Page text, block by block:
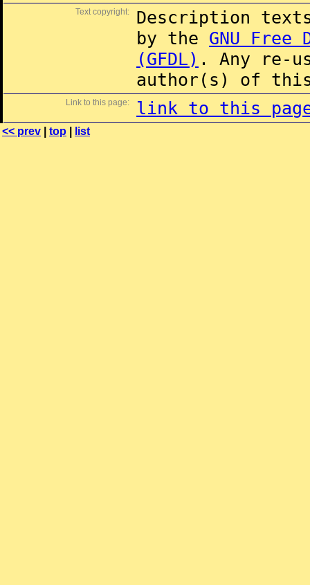
Text copyright:
Description
by the GNU Free
(GFDL) . Any re-
author(s) of this
Link to this page: link to this
<< prev top list